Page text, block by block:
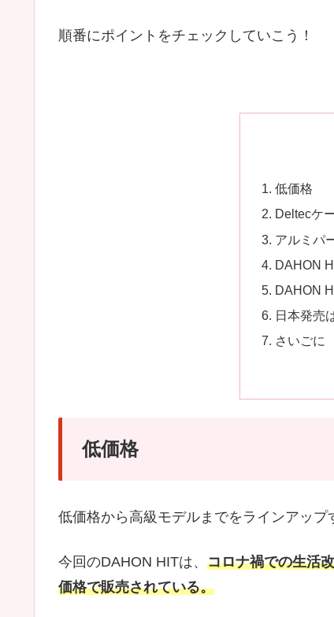
順番にポイントをチェックしていこう！
低価格
Deltecケ
アルミパ
DAHON
DAHON
日本発売
さいごに
低価格
低価格から高級モデルまでをラインアップ
今回のDAHON HITは、 コロナ禍での生活
価格で販売されている。